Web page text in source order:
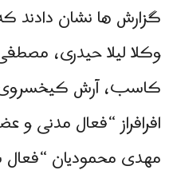
گزارش ها نشان دادند
وکلا لیلا حیدری،
کاسب، آرش
افرافراز “فعال مدنی
مهدی محمودیان